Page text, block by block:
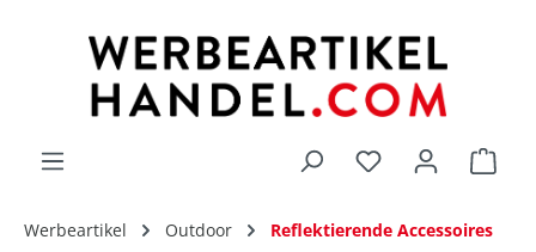
Du hast 0
Werbeartikel Outdoor Reflektierende Accessoires